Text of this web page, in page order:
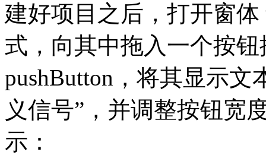
建好项目之后，打开窗
式，向其中拖入一个按钮
pushButton，将其显示文
义信号”，并调整按钮宽
示：